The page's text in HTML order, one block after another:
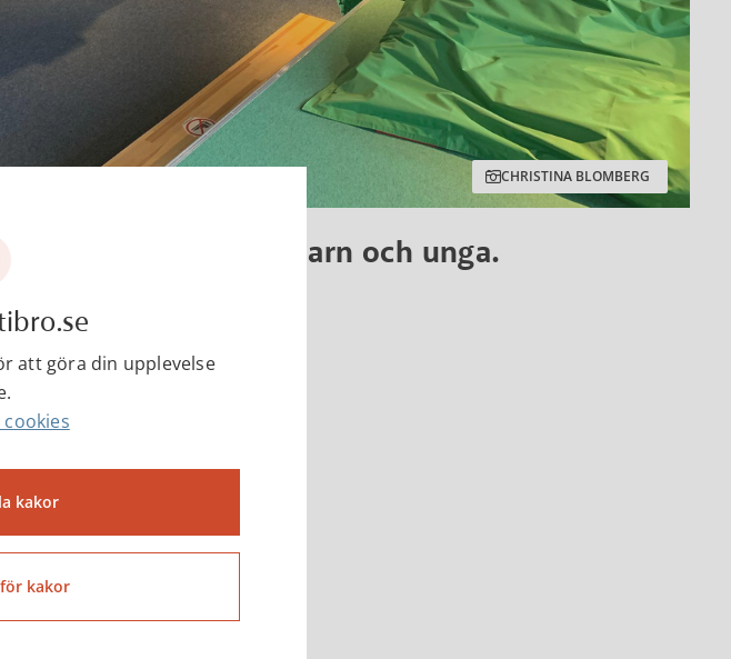
CHRISTINA BLOMBERG
program för barn och unga.
att göra din upplevelse
kakor
kakor